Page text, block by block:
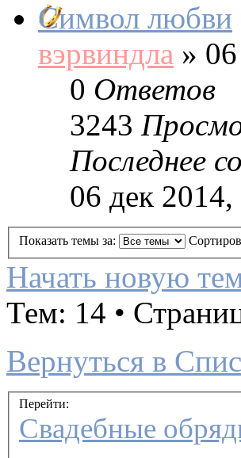
Символ любви
вэрвиндла »
0 Ответов
3243
Последнее
06 дек 2014,
Показать темы за:
Начать новую
Тем: 14 •
Вернуться в
Перейти:
Свадебные